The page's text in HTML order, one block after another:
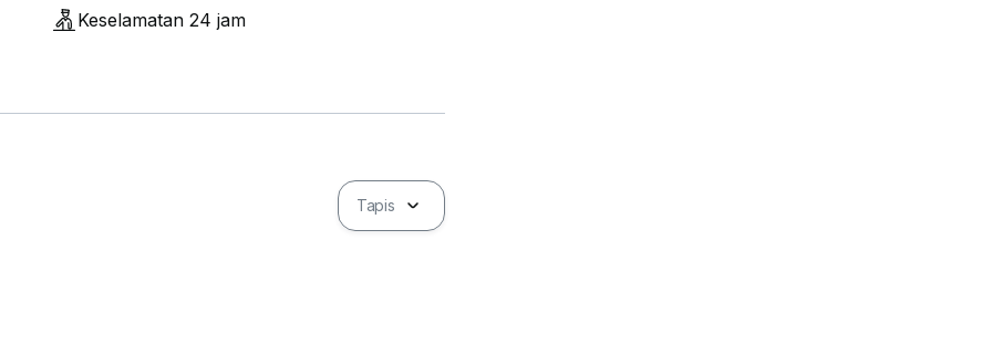
Keselamatan 24 jam
Tapis